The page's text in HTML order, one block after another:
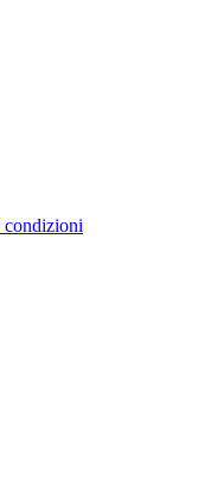
condizioni